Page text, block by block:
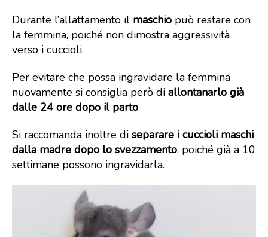
Durante l’allattamento il maschio può restare con
la femmina, poiché non dimostra aggressività
verso i cuccioli.
Per evitare che possa ingravidare la femmina
nuovamente si consiglia però di allontanarlo già
dalle 24 ore dopo il parto.
Si raccomanda inoltre di separare i cuccioli maschi
dalla madre dopo lo svezzamento, poiché già a 10
settimane possono ingravidarla.